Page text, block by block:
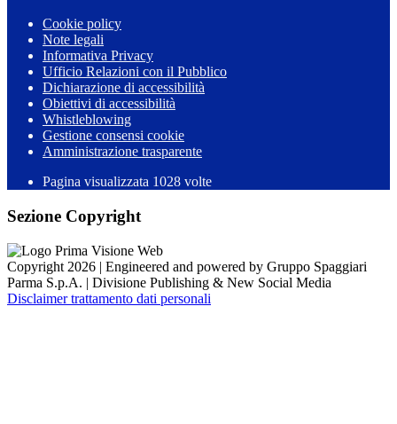
Cookie policy
Note legali
Informativa Privacy
Ufficio Relazioni con il Pubblico
Dichiarazione di accessibilità
Obiettivi di accessibilità
Whistleblowing
Gestione consensi cookie
Amministrazione trasparente
Pagina visualizzata 1028 volte
Sezione Copyright
Copyright 2026 | Engineered and powered by Gruppo Spaggiari
Parma S.p.A. | Divisione Publishing & New Social Media
Disclaimer trattamento dati personali